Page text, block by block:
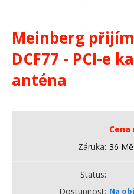
Meinberg
DCF77 - PCI-e
anténa
Záruka 36
Status
Dostupnost Na